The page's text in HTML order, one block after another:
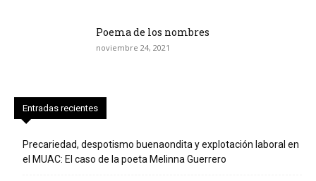
Poema de los nombres
noviembre 24, 2021
Entradas recientes
Precariedad, despotismo buenaondita y explotación laboral en
el MUAC: El caso de la poeta Melinna Guerrero